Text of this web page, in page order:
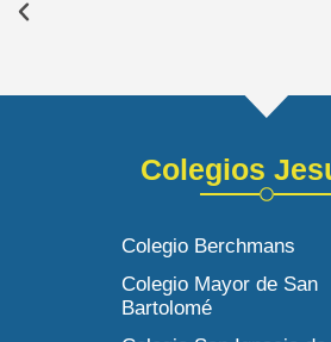
Colegios
Colegio Berchmans
Colegio Mayor de San
Bartolomé